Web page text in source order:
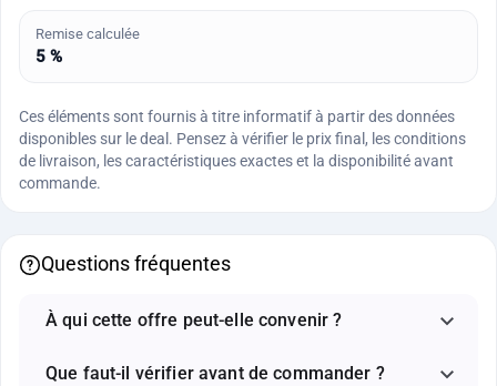
Remise calculée
5 %
Ces éléments sont fournis à titre informatif à partir des données
disponibles sur le deal. Pensez à vérifier le prix final, les conditions
de livraison, les caractéristiques exactes et la disponibilité avant
commande.
Questions fréquentes
À qui cette offre peut-elle convenir ?
Que faut-il vérifier avant de commander ?